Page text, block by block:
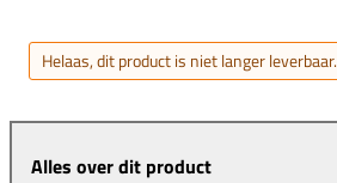
Helaas, dit product is niet langer leverbaar.
Alles over dit product